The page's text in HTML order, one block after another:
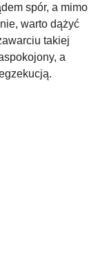
spór, a mimo
warto dążyć
takiej
a